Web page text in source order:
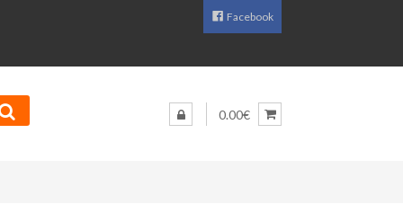
Facebook
0.00€